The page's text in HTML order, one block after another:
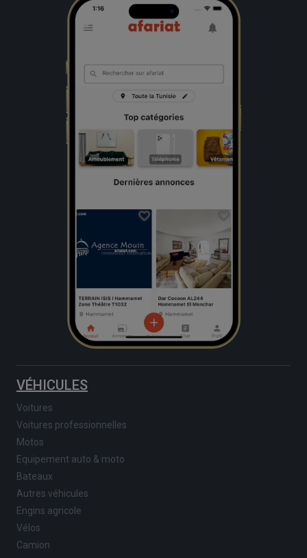
VÉHICULES
Voitures
Voitures professionnelles
Motos
Equipement auto & moto
Bateaux
Autres véhicules
Engins agricole
Vélos
Camion